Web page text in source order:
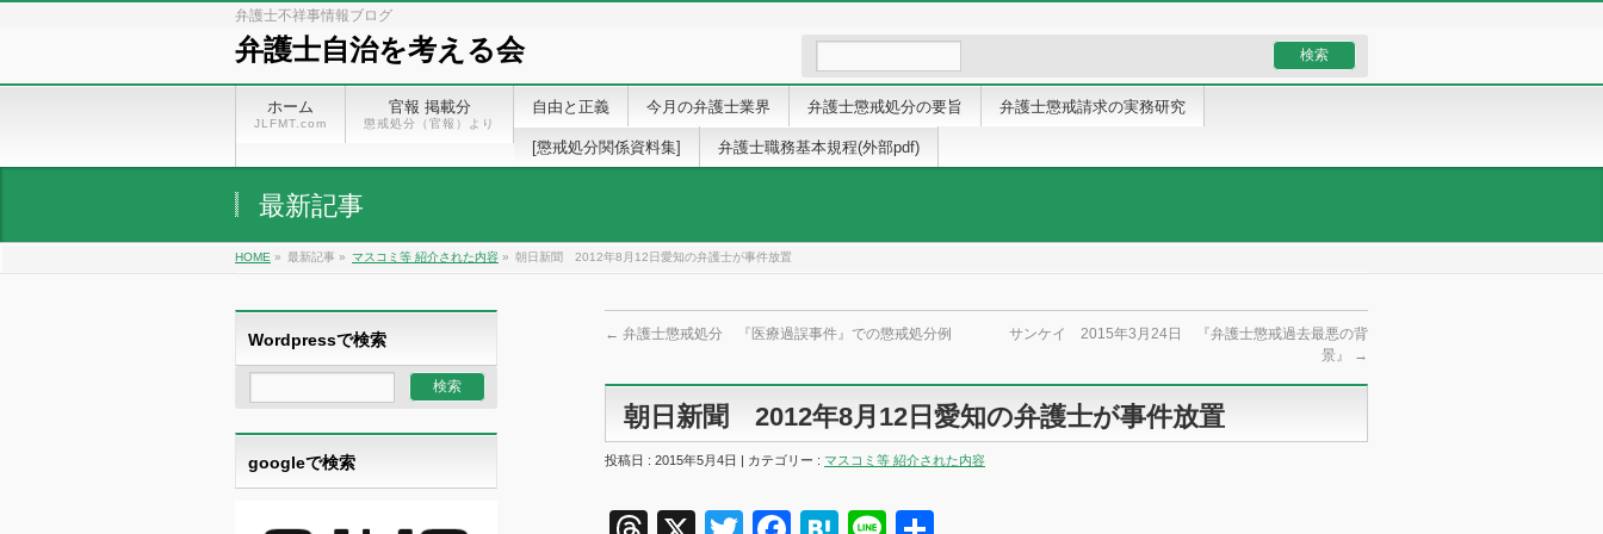
弁護士不祥事情報ブログ
弁護士自治を考える会
ホーム
JLFMT.com
官報 掲載分
懲戒処分（官報）より
自由と正義 今月の弁護士業界 弁護士懲戒処分の要旨 弁護士懲戒請求の実務研究
[懲戒処分関係資料集] 弁護士職務基本規程(外部pdf)
最新記事
HOME » 最新記事 » マスコミ等 紹介された内容 » 朝日新聞 2012年8月12日愛知の弁護士が事件放置
← 弁護士懲戒処分 『医療過誤事件』での懲戒処分例
サンケイ 2015年3月24日 『弁護士懲戒過去最悪の背
景』
→
朝日新聞 2012年8月12日愛知の弁護士が事件放置
投稿日 : 2015年5月4日 | カテゴリー : マスコミ等 紹介された内容
Wordpressで検索
googleで検索